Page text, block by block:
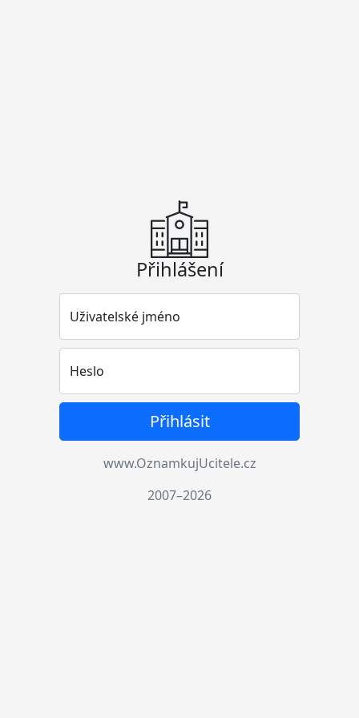
Přihlášení
Uživatelské jméno
Heslo
Přihlásit
www.OznamkujUcitele.cz
2007–2026